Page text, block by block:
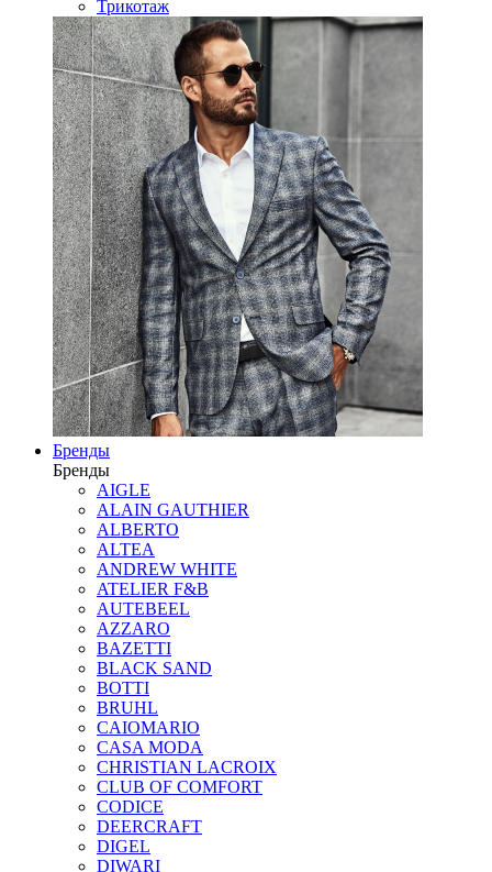
Трикотаж
Бренды
Бренды
AIGLE
ALAIN GAUTHIER
ALBERTO
ALTEA
ANDREW WHITE
ATELIER F&B
AUTEBEEL
AZZARO
BAZETTI
BLACK SAND
BOTTI
BRUHL
CAIOMARIO
CASA MODA
CHRISTIAN LACROIX
CLUB OF COMFORT
CODICE
DEERCRAFT
DIGEL
DIWARI